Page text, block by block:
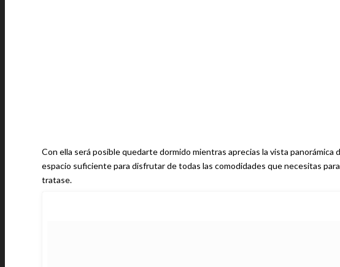
Con ella será posible quedarte dormido mientras aprecias la vista panorámica
espacio suficiente para disfrutar de todas las comodidades que necesitas
tratase.